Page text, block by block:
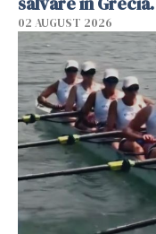
02 AUGUST 2026